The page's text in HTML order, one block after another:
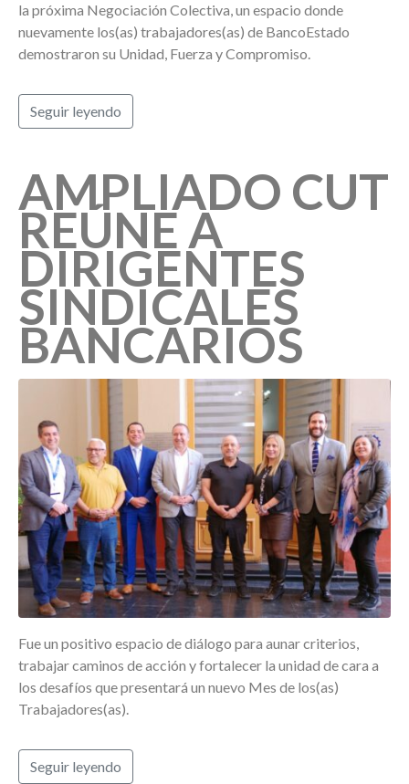
la próxima Negociación Colectiva, un espacio donde
nuevamente los(as) trabajadores(as) de BancoEstado
demostraron su Unidad, Fuerza y Compromiso.
Seguir leyendo
AMPLIADO CUT
REÚNE A
DIRIGENTES
SINDICALES
BANCARIOS
Fue un positivo espacio de diálogo para aunar criterios,
trabajar caminos de acción y fortalecer la unidad de cara a
los desafíos que presentará un nuevo Mes de los(as)
Trabajadores(as).
Seguir leyendo